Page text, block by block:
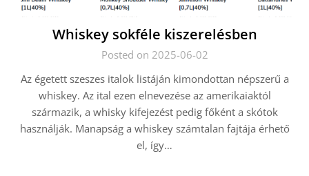
Whiskey sokféle kiszerelésben
Posted on 2025-06-02
Az égetett szeszes italok listáján kimondottan népszerű a
whiskey. Az ital ezen elnevezése az amerikaiaktól
származik, a whisky kifejezést pedig főként a skótok
használják. Manapság a whiskey számtalan fajtája érhető
el, így…